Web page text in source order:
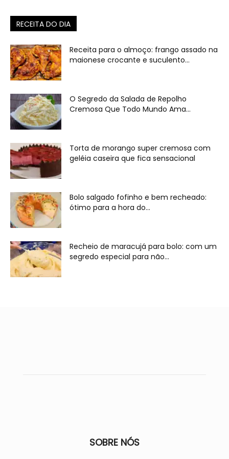
RECEITA DO DIA
Receita para o almoço: frango assado na
maionese crocante e suculento...
O Segredo da Salada de Repolho
Cremosa Que Todo Mundo Ama...
Torta de morango super cremosa com
geléia caseira que fica sensacional
Bolo salgado fofinho e bem recheado:
ótimo para a hora do...
Recheio de maracujá para bolo: com um
segredo especial para não...
SOBRE NÓS